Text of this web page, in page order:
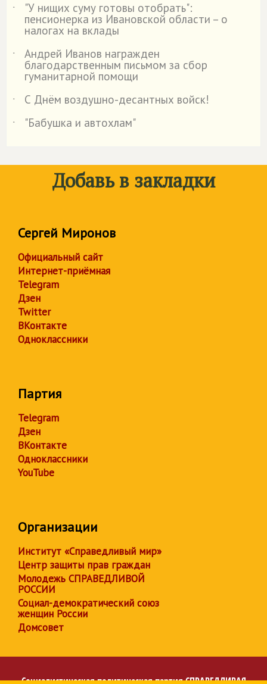
˙
"У нищих суму готовы отобрать":
пенсионерка из Ивановской области – о
налогах на вклады
˙
Андрей Иванов награжден
благодарственным письмом за сбор
гуманитарной помощи
˙
С Днём воздушно-десантных войск!
˙
"Бабушка и автохлам"
Добавь в закладки
Сергей Миронов
Официальный сайт
Интернет-приёмная
Telegram
Дзен
Twitter
ВКонтакте
Одноклассники
Партия
Telegram
Дзен
ВКонтакте
Одноклассники
YouTube
Организации
Институт «Справедливый мир»
Центр защиты прав граждан
Молодежь СПРАВЕДЛИВОЙ
РОССИИ
Социал-демократический союз
женщин России
Домсовет
Социалистическая политическая партияСПРАВЕДЛИВАЯ